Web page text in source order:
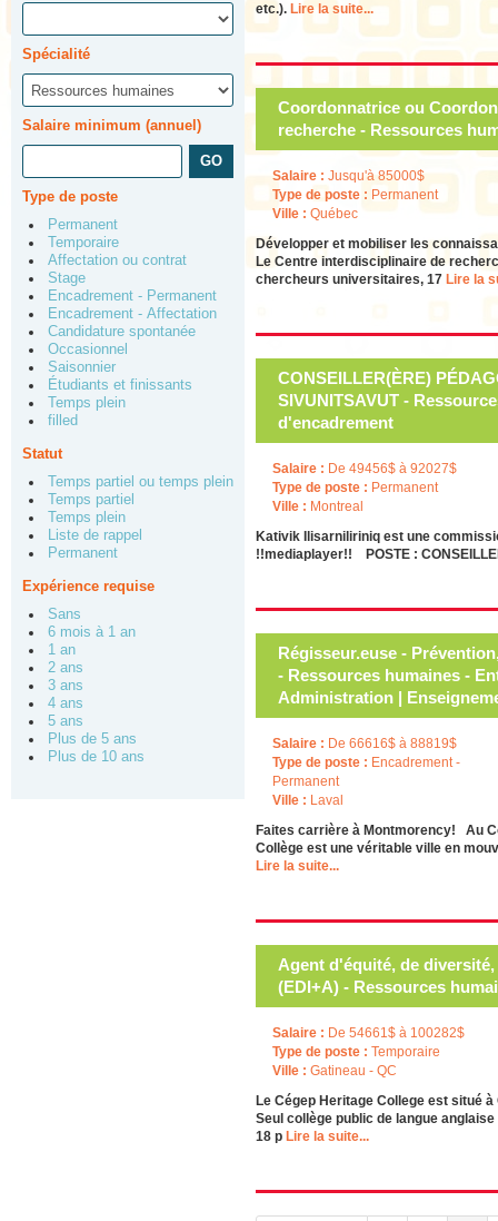
Spécialité
Salaire minimum (annuel)
Type de poste
Permanent
Temporaire
Affectation ou contrat
Stage
Encadrement - Permanent
Encadrement - Affectation
Candidature spontanée
Occasionnel
Saisonnier
Étudiants et finissants
Temps plein
filled
Statut
Temps partiel ou temps plein
Temps partiel
Temps plein
Liste de rappel
Permanent
Expérience requise
Sans
6 mois à 1 an
1 an
2 ans
3 ans
4 ans
5 ans
Plus de 5 ans
Plus de 10 ans
etc.). Lire la suite...
Coordonnatrice ou
recherche - Ressources
Salaire : Jusqu'à 85000$
Type de poste : Permanent
Ville : Québec
Développer et mobiliser les
Le Centre interdisciplinaire de
chercheurs universitaires, 17 Lire la
CONSEILLER(ÈRE)
SIVUNITSAVUT -
d'encadrement
Salaire : De 49456$ à 92027$
Type de poste : Permanent
Ville : Montreal
Kativik Ilisarniliriniq est une
!!mediaplayer!! POSTE :
Régisseur.euse -
- Ressources humaines -
Administration |
Salaire : De 66616$ à 88819$
Type de poste : Encadrement -
Permanent
Ville : Laval
Faites carrière à Montmorency! Au
Collège est une véritable ville en
Lire la suite...
Agent d'équité, de
(EDI+A) - Ressources
Salaire : De 54661$ à 100282$
Type de poste : Temporaire
Ville : Gatineau - QC
Le Cégep Heritage College est situé
Seul collège public de langue
18 p Lire la suite...